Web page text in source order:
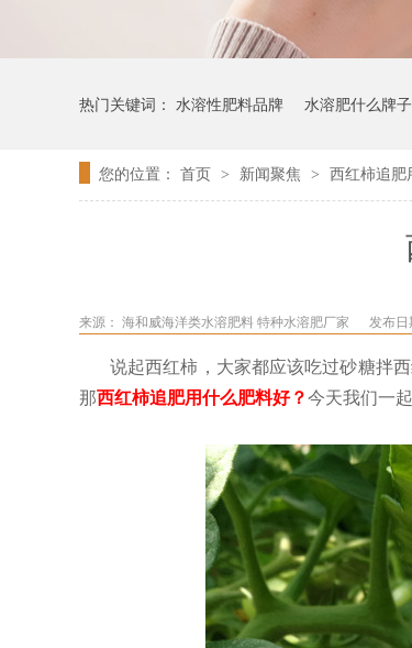
热门关键词： 水溶性肥料品牌 水溶肥什么牌
您的位置： 首页 > 新闻聚焦 > 西红柿追肥
来源： 海和威海洋类水溶肥料 特种水溶肥厂家 发布
说起西红柿，大家都应该吃过砂糖拌
那西红柿追肥用什么肥料好？今天我们一